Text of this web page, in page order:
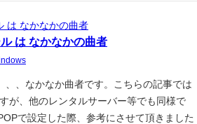
は なかなかの曲者
、、なかなか曲者です。こちらの記事では
が、他のレンタルサーバー等でも同様で
で設定した際、参考にさせて頂きました